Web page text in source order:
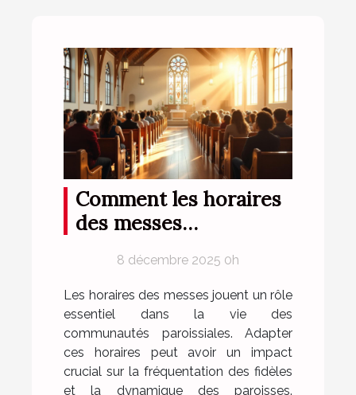
Comment les horaires
des messes
fréquentation des
paroissiens ?
8 décembre 2025 0h
Les horaires des messes jouent un rôle
essentiel dans la vie des
communautés paroissiales. Adapter
ces horaires peut avoir un impact
crucial sur la fréquentation des fidèles
et la dynamique des paroisses.